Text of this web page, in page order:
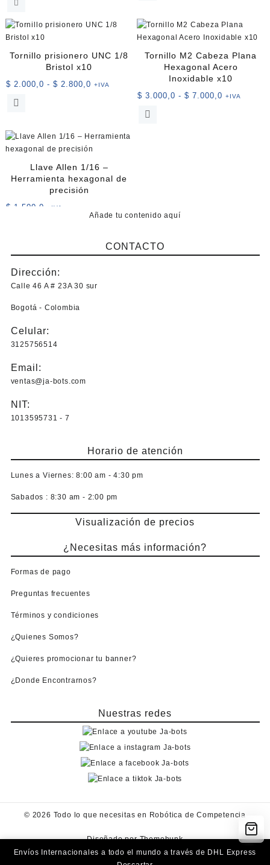
Envíos Internacionales a todo el mundo a través de DHL Express
Tornillo prisionero UNC 1/8
Bristol x10
$ 2.000,0 - $ 2.800,0 Rango
$ 2.000,0
hasta
+IVA
Este
múltiples
variantes.
opciones
producto
Tornillo M2 Cabeza Plana
Hexagonal Acero
Inoxidable x10
$ 3.000,0 - $ 7.000,0 Rango
+IVA
Este
pueden
la
Llave Allen 1/16 –
Herramienta hexagonal de
precisión
$ 1.500,0 +IVA
Añade tu contenido aquí
CONTACTO
Dirección:
Calle 46 A # 23A 30 sur
Bogotá - Colombia
Celular:
3125756514
Email:
ventas@ja-bots.com
NIT:
1013595731 - 7
Horario de atención
Lunes a Viernes: 8:00 am - 4:30 pm
Sabados : 8:30 am - 2:00 pm
Visualización de precios
¿Necesitas más información?
Formas de pago
Preguntas frecuentes
Términos y condiciones
¿Quienes Somos?
¿Quieres promocionar tu banner?
¿Donde Encontrarnos?
Nuestras redes
© 2026 Todo lo que necesitas en Robótica de Competencia
Diseñado por Themehunk